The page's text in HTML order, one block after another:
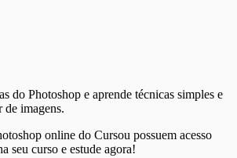
do Photoshop e aprende técnicas simples e
de imagens.
online do Cursou possuem acesso
seu curso e estude agora!